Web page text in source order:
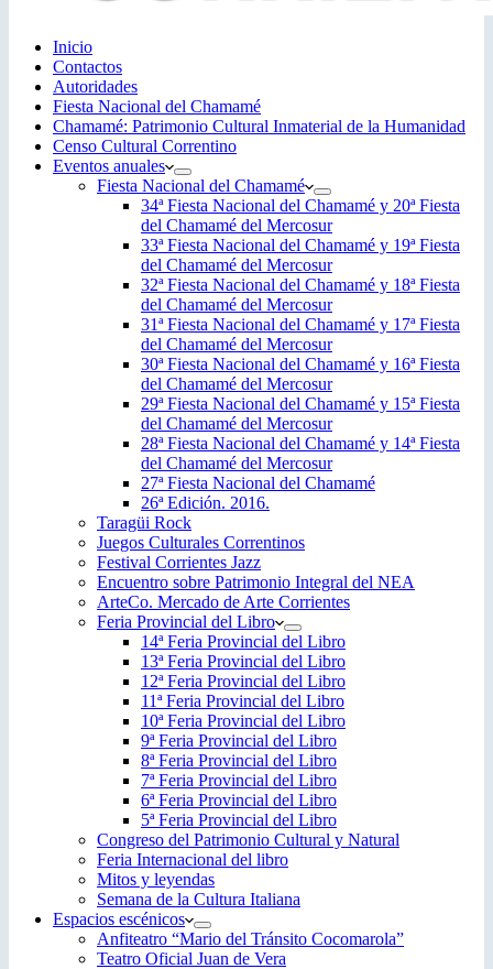
Inicio
Contactos
Autoridades
Fiesta Nacional del Chamamé
Chamamé: Patrimonio Cultural Inmaterial de la Humanidad
Censo Cultural Correntino
Eventos anuales
Fiesta Nacional del Chamamé
34ª Fiesta Nacional del Chamamé y 20ª Fiesta
del Chamamé del Mercosur
33ª Fiesta Nacional del Chamamé y 19ª Fiesta
del Chamamé del Mercosur
32ª Fiesta Nacional del Chamamé y 18ª Fiesta
del Chamamé del Mercosur
31ª Fiesta Nacional del Chamamé y 17ª Fiesta
del Chamamé del Mercosur
30ª Fiesta Nacional del Chamamé y 16ª Fiesta
del Chamamé del Mercosur
29ª Fiesta Nacional del Chamamé y 15ª Fiesta
del Chamamé del Mercosur
28ª Fiesta Nacional del Chamamé y 14ª Fiesta
del Chamamé del Mercosur
27ª Fiesta Nacional del Chamamé
26ª Edición. 2016.
Taragüi Rock
Juegos Culturales Correntinos
Festival Corrientes Jazz
Encuentro sobre Patrimonio Integral del NEA
ArteCo. Mercado de Arte Corrientes
Feria Provincial del Libro
14ª Feria Provincial del Libro
13ª Feria Provincial del Libro
12ª Feria Provincial del Libro
11ª Feria Provincial del Libro
10ª Feria Provincial del Libro
9ª Feria Provincial del Libro
8ª Feria Provincial del Libro
7ª Feria Provincial del Libro
6ª Feria Provincial del Libro
5ª Feria Provincial del Libro
Congreso del Patrimonio Cultural y Natural
Feria Internacional del libro
Mitos y leyendas
Semana de la Cultura Italiana
Espacios escénicos
Anfiteatro “Mario del Tránsito Cocomarola”
Teatro Oficial Juan de Vera